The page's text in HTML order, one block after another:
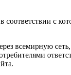
с
всемирную